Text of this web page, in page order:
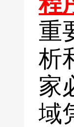
重
析
家
域